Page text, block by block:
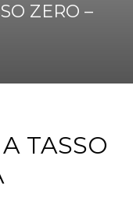
ZERO –
TASSO